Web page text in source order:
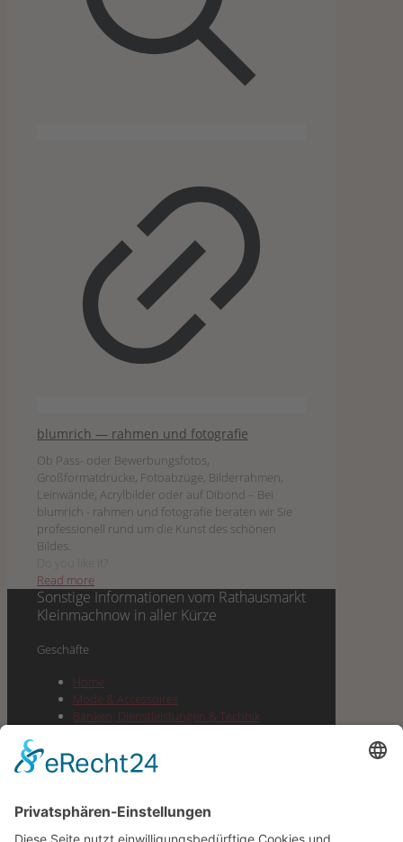
blum­rich — rah­men und fotografie
Ob Pass- oder Bewerbungsfotos,
Großformatdrucke, Fotoabzüge, Bilderrahmen,
Leinwände, Acrylbilder oder auf Dibond – Bei
blumrich - rahmen und fotografie beraten wir Sie
professionell rund um die Kunst des schönen
Bildes.
Read more
Sonstige Informationen vom Rathausmarkt
Kleinmachnow in aller Kürze
Geschäf­te
Home
Mode & Accessoires
Ban­ken, Dienst­leis­tun­gen & Technik
Gesund­heit, Well­ness & Beauty
Buch­hand­lung, Pres­se, Büro­be­darf &
Juwe­lier, Optik & Schmuck